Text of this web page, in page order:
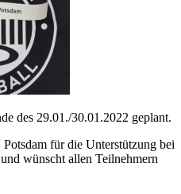
des 29.01./30.01.2022 geplant.
für die Unterstützung bei
wünscht allen Teilnehmern